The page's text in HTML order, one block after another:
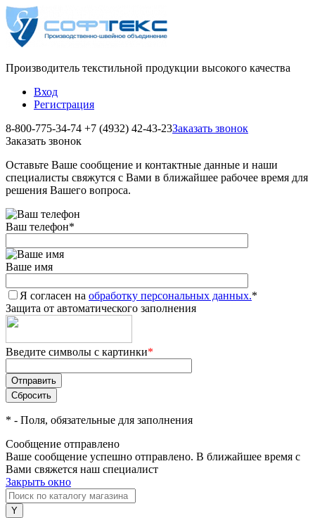
Производитель текстильной продукции высокого качества
Вход
Регистрация
8-800-775-34-74 +7 (4932) 42-43-23Заказать звонок
Заказать звонок
Оставьте Ваше сообщение и контактные данные и наши
специалисты свяжутся с Вами в ближайшее рабочее время для
решения Вашего вопроса.
Ваш телефон*
Ваше имя
Я согласен на обработку персональных данных.*
Защита от автоматического заполнения
Введите символы с картинки*
* - Поля, обязательные для заполнения
Сообщение отправлено
Ваше сообщение успешно отправлено. В ближайшее время с
Вами свяжется наш специалист
Закрыть окно